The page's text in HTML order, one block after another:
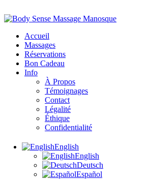
Accueil
Massages
Réservations
Bon Cadeau
Info
À Propos
Témoignages
Contact
Légalité
Éthique
Confidentialité
English
English
Deutsch
Español